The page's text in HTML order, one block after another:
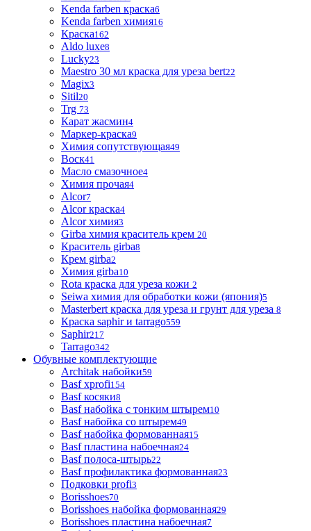
Kenda farben краска6
Kenda farben химия16
Краска162
Aldo luxe8
Lucky23
Maestro 30 мл краска для уреза bert22
Magix3
Sitil20
Trg 73
Карат жасмин4
Маркер-краска9
Химия сопутствующая49
Воск41
Масло смазочное4
Химия прочая4
Alcor7
Alcor краска4
Alcor химия3
Girba химия краситель крем 20
Краситель girba8
Крем girba2
Химия girba10
Rota краска для уреза кожи 2
Seiwa химия для обработки кожи (япония)5
Masterbert краска для уреза и грунт для уреза 8
Краска saphir и tarrago559
Saphir217
Tarrago342
Обувные комплектующие
Architak набойки59
Basf xprofi154
Basf косяки8
Basf набойка с тонким штырем10
Basf набойка со штырем49
Basf набойка формованная15
Basf пластина набоечная24
Basf полоса-штырь22
Basf профилактика формованная23
Подковки profi3
Borisshoes70
Borisshoes набойка формованная29
Borisshoes пластина набоечная7